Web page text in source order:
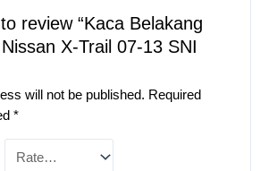
review “Kaca Belakang
X-Trail 07-13 SNI
will not be published. Required
*